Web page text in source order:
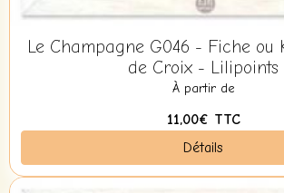
Le Champagne G046 - Fiche ou
de Croix - Lilipoints
À partir de
11,00€ TTC
Détails